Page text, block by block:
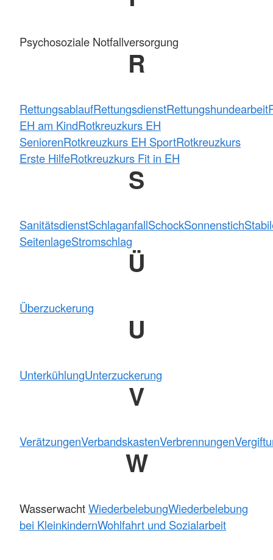
Psychosoziale Notfallversorgung
R
RettungsablaufRettungsdienstRettungshundearbeit
EH am KindRotkreuzkurs EH
SeniorenRotkreuzkurs EH SportRotkreuzkurs
Erste HilfeRotkreuzkurs Fit in EH
S
SanitätsdienstSchlaganfallSchockSonnenstich
SeitenlageStromschlag
Ü
Überzuckerung
U
UnterkühlungUnterzuckerung
V
VerätzungenVerbandskastenVerbrennungen
W
WasserwachtWiederbelebungWiederbelebung
bei KleinkindernWohlfahrt und Sozialarbeit